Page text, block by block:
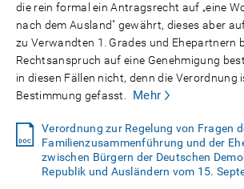
die rein formal ein Antragsrecht auf „eine
nach dem Ausland" gewährt, dieses aber
zu Verwandten 1. Grades und Ehepartnern
Rechtsanspruch auf eine Genehmigung
in diesen Fällen nicht, denn die Verordnung
Bestimmung gefasst.
Mehr
Verordnung zur Regelung von Fragen
Familienzusammenführung und der
zwischen Bürgern der Deutschen
Republik und Ausländern vom 15.